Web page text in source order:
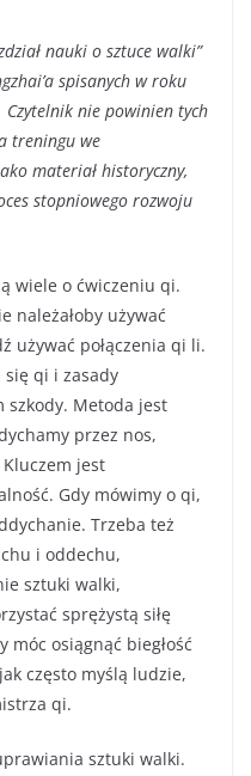
nauki o sztuce walki”
spisanych w roku
Czytelnik nie powinien tych
treningu we
materiał historyczny,
stopniowego rozwoju
wiele o ćwiczeniu qi.
należałoby używać
używać połączenia qi li.
qi i zasady
szkody. Metoda jest
przez nos,
jest
Gdy mówimy o qi,
Trzeba też
i oddechu,
sztuki walki,
sprężystą siłę
osiągnąć biegłość
często myślą ludzie,
qi.
sztuki walki.